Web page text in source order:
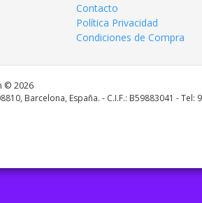
Contacto
Política Privacidad
Condiciones de Compra
© 2026
Barcelona, España. - C.I.F.: B59883041 - Tel: